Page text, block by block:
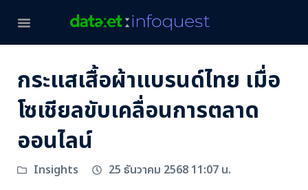
กระแสเสื้อผ้าแบรนด์ไทย เมื่อ
โซเชียลขับเคลื่อนการตลาด
ออนไลน์
Insights 25 ธันวาคม 2568 11:07 น.